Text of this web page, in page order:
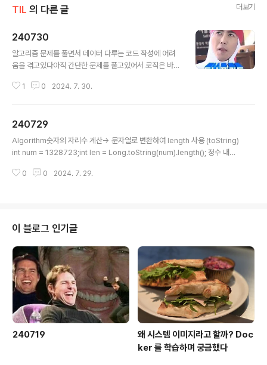
TIL 의 다른 글 더보기
240730
알고리즘 문제를 풀면서 데이터 다루는 코드 작성에 어려
움을 겪고있다아직 간단한 문제를 풀고있어서 로직은 바로
사용하는 내용들을 확실히 정리해서 외워야 할 것 같다 /*
int num2 = 12342; String str2 = Integer.toString
(num2); // 숫자의 자리수 구하기 long num3 = 12L; Lo
ng.toString(num3).leng..
1 0 2024. 7. 30.
240729
Algorithm숫자의 자리수 계산-> 문자열로 변환하여 length 사용 (toString)
int num = 1328723;int len = Long.toString(num).length(); 정수 내림
외워야겠다public long solution(long n) { long answer; // 배열 정렬 후
0 0 2024. 7. 29.
이 블로그 인기글
240719
왜 시스템 이미지라고 할까? Doc
ker 를 학습하며 궁금했다